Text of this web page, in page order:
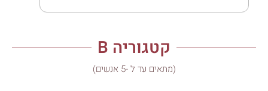
קטגוריה B
(מתאים עד ל -5 אנשים)